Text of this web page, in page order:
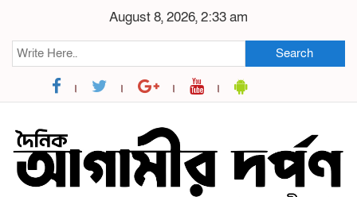
August 8, 2026, 2:33 am
Search